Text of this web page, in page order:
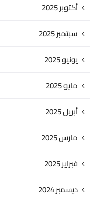
أكتوبر 2025
سبتمبر 2025
يونيو 2025
مايو 2025
أبريل 2025
مارس 2025
فبراير 2025
ديسمبر 2024